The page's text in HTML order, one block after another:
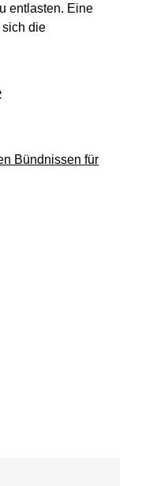
entlasten. Eine
sich die
neuen Fenster geöffnet)
Bündnissen für
in einem neuen Fenster